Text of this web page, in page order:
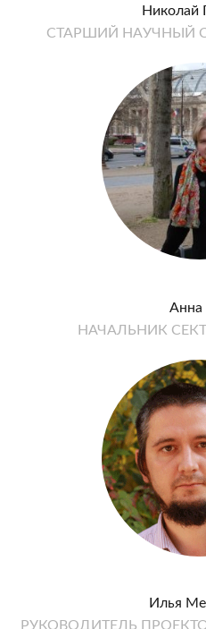
Николай
СТАРШИЙ НАУЧНЫЙ
Анна
НАЧАЛЬНИК
Илья
РУКОВОДИТЕЛЬ